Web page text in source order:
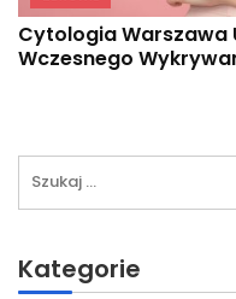
Cytologia Warszawa
Wczesnego
Kategorie